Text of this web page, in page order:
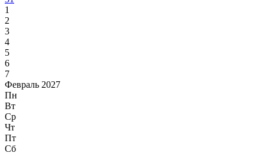
1
2
3
4
5
6
7
Февраль 2027
Пн
Вт
Ср
Чт
Пт
Сб